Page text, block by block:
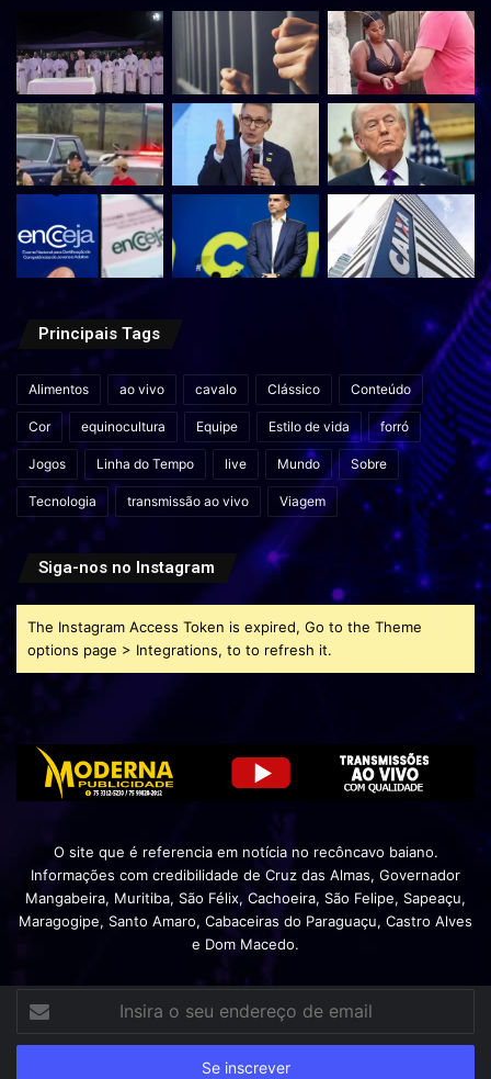
Principais Tags
Alimentos ao vivo cavalo Clássico Conteúdo
Cor equinocultura Equipe Estilo de vida forró
Jogos Linha do Tempo live Mundo Sobre
Tecnologia transmissão ao vivo Viagem
Siga-nos no Instagram
The Instagram Access Token is expired, Go to the Theme
options page > Integrations, to to refresh it.
O site que é referencia em notícia no recôncavo baiano.
Informações com credibilidade de Cruz das Almas, Governador
Mangabeira, Muritiba, São Félix, Cachoeira, São Felipe, Sapeaçu,
Maragogipe, Santo Amaro, Cabaceiras do Paraguaçu, Castro Alves
e Dom Macedo.
seu